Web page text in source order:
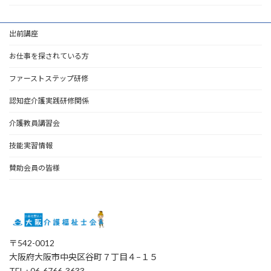
出前講座
お仕事を探されている方
ファーストステップ研修
認知症介護実践研修関係
介護教員講習会
技能実習情報
賛助会員の皆様
〒542-0012
大阪府大阪市中央区谷町７丁目４−１５